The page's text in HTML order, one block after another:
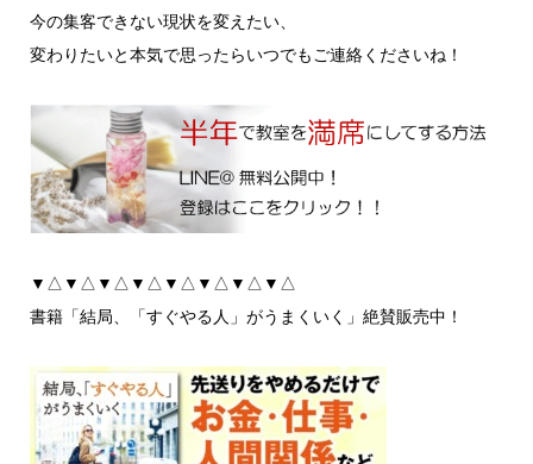
今の集客できない現状を変えたい、
変わりたいと本気で思ったらいつでもご連絡くださいね！
▼△▼△▼△▼△▼△▼△▼△▼△
書籍「結局、「すぐやる人」がうまくいく」絶賛販売中！